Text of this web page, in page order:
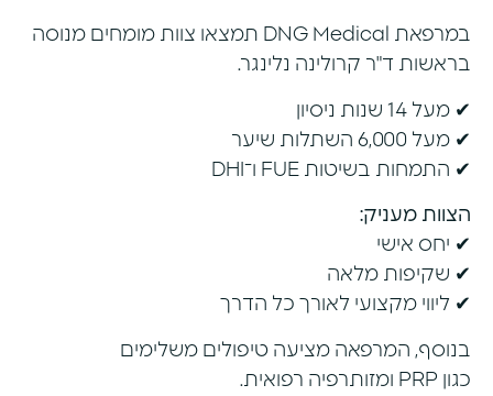
במרפאת DNG Medical תמצאו צוות מומחים מנוסה
בראשות ד"ר קרולינה נלינגר.
✔ מעל 14 שנות ניסיון
✔ מעל 6,000 השתלות שיער
✔ התמחות בשיטות FUE ו־DHI
הצוות מעניק:
✔ יחס אישי
✔ שקיפות מלאה
✔ ליווי מקצועי לאורך כל הדרך
בנוסף, המרפאה מציעה טיפולים משלימים
כגון PRP
ומזותרפיה רפואית.